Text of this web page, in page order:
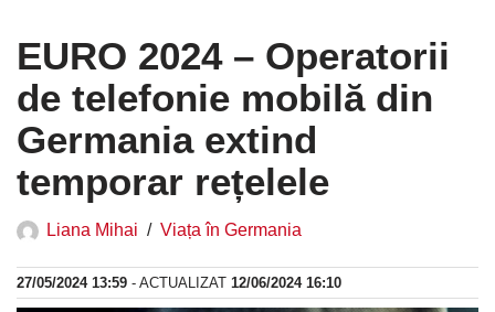
EURO 2024 – Operatorii
de telefonie mobilă din
Germania extind
temporar rețelele
Liana Mihai Viața în Germania
27/05/2024 13:59 - ACTUALIZAT 12/06/2024 16:10